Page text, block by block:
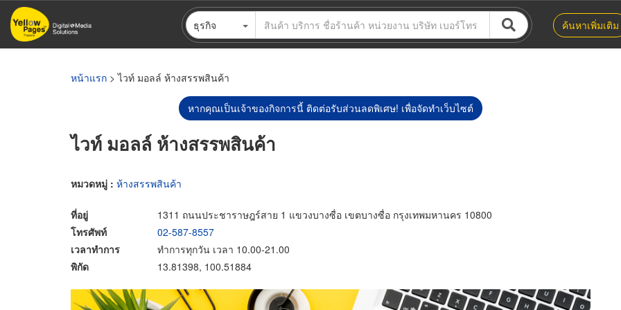
ข้าม
ไป
ธุรกิจ ค้นหาเพิ่มเติม
หน้าแรก > ไวท์ มอลล์ ห้างสรรพสินค้า
หากคุณเป็นเจ้าของกิจการนี้ ติดต่อรับส่วนลดพิเศษ! เพื่อจัดทำเว็บไซต์
ไวท์ มอลล์ ห้างสรรพสินค้า
หมวดหมู่ : ห้างสรรพสินค้า
ที่อยู่
1311 ถนนประชาราษฎร์สาย 1 แขวงบางซื่อ เขตบางซื่อ กรุงเทพมหานคร 10800
โทรศัพท์
02-587-8557
เวลาทำการ
ทำการทุกวัน เวลา 10.00-21.00
พิกัด
13.81398, 100.51884